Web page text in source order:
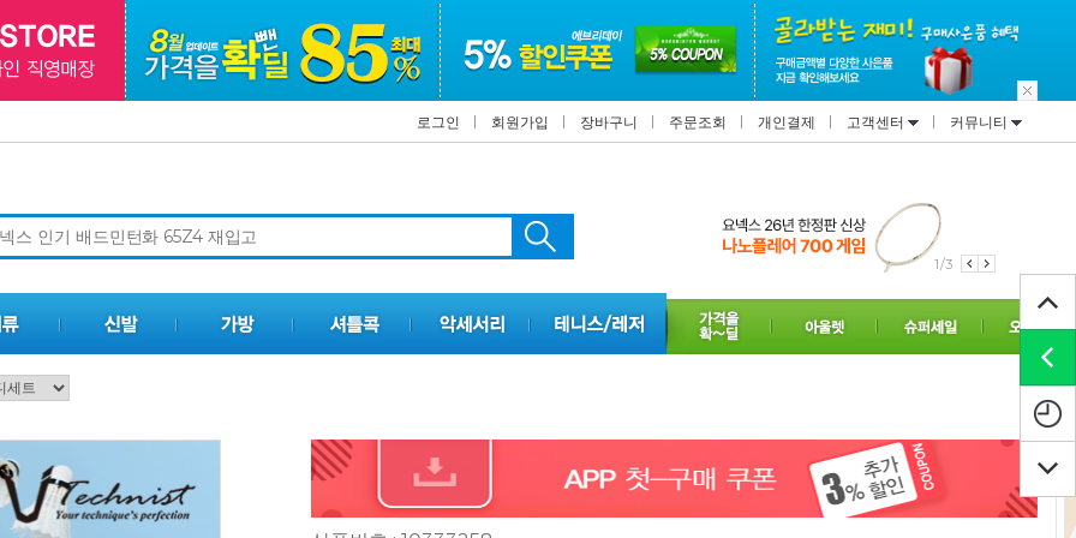
로그인 회원가입 장바구니 주문조회 개인결제 고객센터 커뮤니티
1/3